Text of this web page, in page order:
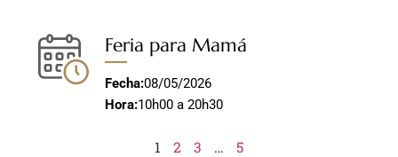
Feria para Mamá
Fecha:08/05/2026
Hora:10h00 a 20h30
1 2 3 … 5